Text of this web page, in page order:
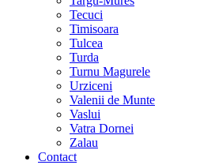
Tecuci
Timisoara
Tulcea
Turda
Turnu Magurele
Urziceni
Valenii de Munte
Vaslui
Vatra Dornei
Zalau
Contact